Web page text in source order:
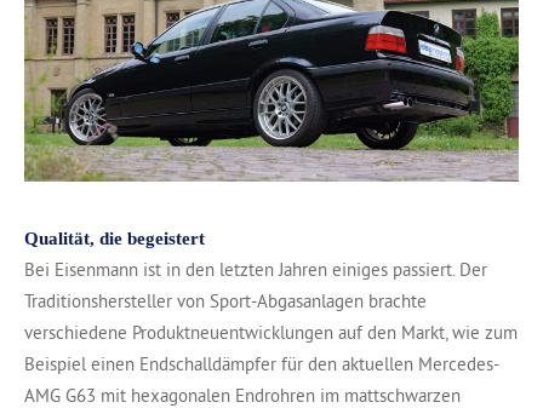
Qualität, die begeistert
Bei Eisenmann ist in den letzten Jahren einiges passiert. Der
Traditionshersteller von Sport-Abgasanlagen brachte
verschiedene Produktneuentwicklungen auf den Markt, wie zum
Beispiel einen Endschalldämpfer für den aktuellen Mercedes-
AMG G63 mit hexagonalen Endrohren im mattschwarzen